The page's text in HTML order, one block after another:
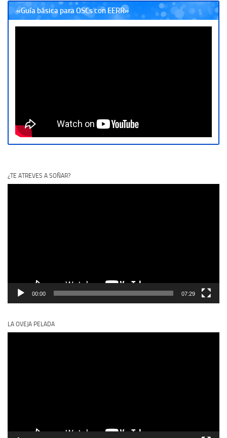
«Guía básica para OSCs con EERR»
¿TE ATREVES A SOÑAR?
00:00 07:29
LA OVEJA PELADA